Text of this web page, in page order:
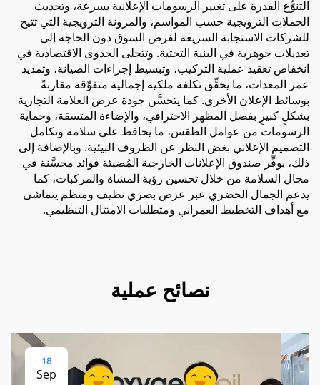
التنوُّع القدرة على تغيير الرسومات الإعلانية بسرعة، وتحديث
الحملات الترويجية حسب المواسم، والمرونة الترويجية التي تتيح
للشركات الاستجابة السريعة لفرص السوق دون الحاجة إلى
تعديلات جوهرية في البنية التحتية. وتتجلى الجدوى الاقتصادية في
انخفاض تعقيد عملية التركيب، وتبسيط إجراءات الصيانة، وتمديد
عمر المعدات، ما يحقِّق تكلفة ملكية إجمالية متفوِّقة مقارنةً
بوسائط الإعلان الأخرى. كما يتحسَّن جودة عرض العلامة التجارية
بشكلٍ كبيرٍ بفضل المظهر الاحترافي، والإضاءة المتسقة، وحماية
الرسومات من عوامل الطقس، ما يحافظ على سلامة وتكامل
التصميم الإعلاني بغض النظر عن الظروف البيئية. وبالإضافة إلى
ذلك، يوفِّر صندوق الإعلانات الخارجية المُضيئة فوائد محسَّنة في
مجال السلامة من خلال تحسين رؤية المشاة والمركبات، كما
يدعم الجمال الحضري عبر عرض بصري نظيف ومنظم يتماشى
مع أهداف التخطيط العمراني ومتطلبات الامتثال التنظيمي.
نصائح عملية
18
Sep